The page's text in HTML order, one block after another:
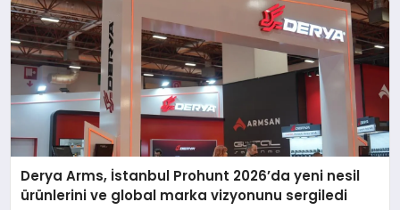
Derya Arms, İstanbul Prohunt 2026’da yeni nesil
ürünlerini ve global marka vizyonunu sergiledi